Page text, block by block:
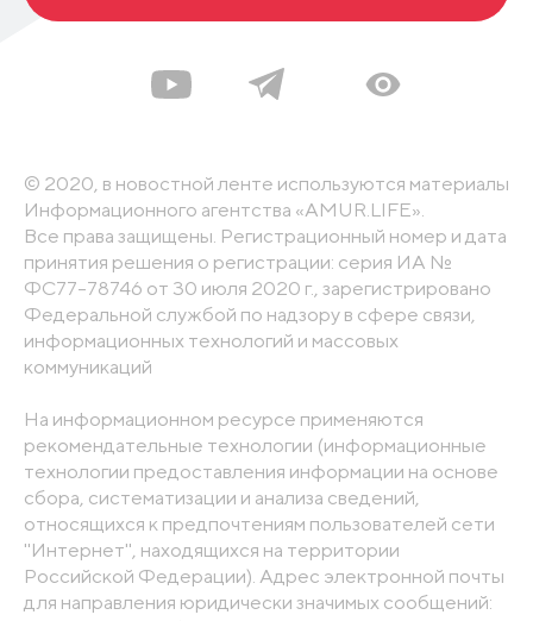
© 2020, в новостной ленте используются материалы
Информационного агентства «AMUR.LIFE».
Все права защищены. Регистрационный номер и дата
принятия решения о регистрации: серия ИА №
ФС77-78746 от 30 июля 2020 г., зарегистрировано
Федеральной службой по надзору в сфере связи,
информационных технологий и массовых
коммуникаций
На информационном ресурсе применяются
рекомендательные технологии (информационные
технологии предоставления информации на основе
сбора, систематизации и анализа сведений,
относящихся к предпочтениям пользователей сети
"Интернет", находящихся на территории
Российской Федерации). Адрес электронной почты
для направления юридически значимых сообщений: